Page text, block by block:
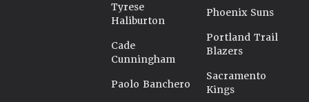
Tyrese
Haliburton
Cade
Cunningham
Paolo Banchero
Phoenix Suns
Portland Trail
Blazers
Sacramento
Kings